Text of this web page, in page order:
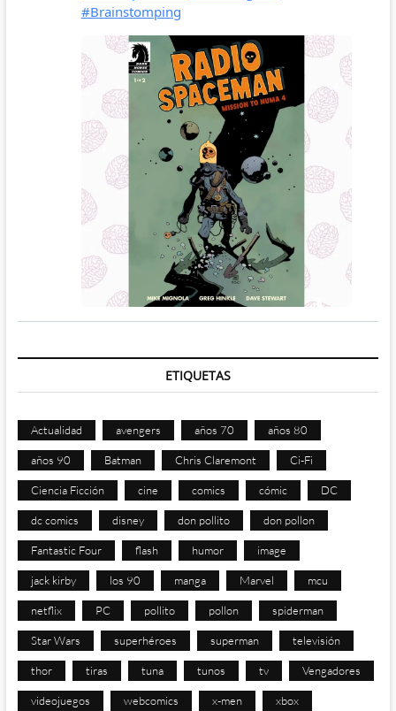
ETIQUETAS
Actualidad avengers años 70 años 80
años 90 Batman Chris Claremont Ci-Fi
Ciencia Ficción cine comics cómic DC
dc comics disney don pollito don pollon
Fantastic Four flash humor image
jack kirby los 90 manga Marvel mcu
netflix PC pollito pollon spiderman
Star Wars superhéroes superman televisión
thor tiras tuna tunos tv Vengadores
videojuegos webcomics x-men xbox